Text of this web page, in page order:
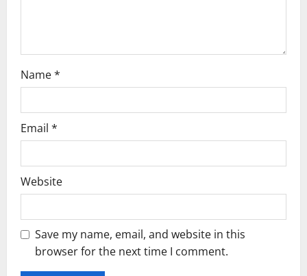
Name*
Email *
Website
Save my name, email, and website in this
browser for the next time I comment.